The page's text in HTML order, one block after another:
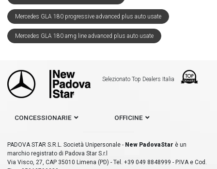
Mercedes GLA 180 progressive advanced plus auto usate
Mercedes GLA 180 amg line advanced plus auto usate
Selezionato Top Dealers Italia
CONCESSIONARIE OFFICINE
PADOVA STAR S.R.L. Società Unipersonale - New PadovaStar è un
marchio registrato di Padova Star S.r.l
Via Visco, 27, CAP 35010 Limena (PD) - Tel. +39 049 8848999 - P.IVA e Cod.